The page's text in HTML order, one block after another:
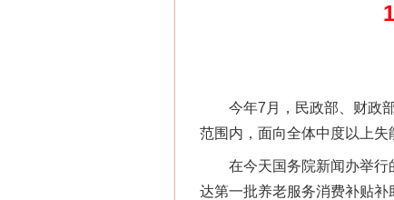
今年7月，民政部、财政部
范围内，面向全体中度以上失
在今天国务院新闻办举行的
达第一批养老服务消费补贴补